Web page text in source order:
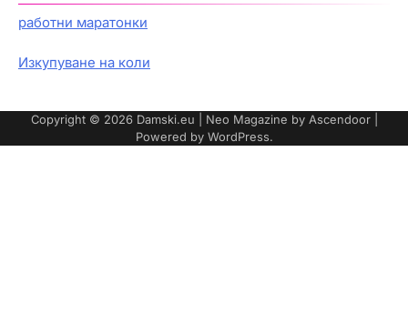
работни маратонки
Изкупуване на коли
Copyright © 2026 Damski.eu | Neo Magazine by Ascendoor|
Powered by WordPress.